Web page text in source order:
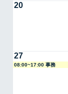
20
27
08:00~17:00 事務